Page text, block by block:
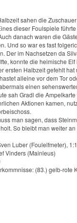
sahen die
dieser Foulspiele
danach waren die
Und so war es fast
Der im Nachsetzen da
konnte die heimische
ersten Halbzeit gefehlt
alleine vor dem Tor
einen
sah Gradl die
Aktionen kamen,
man sagen, dass
So bleibt man weiter
Luber (Foulelfmeter),
Vinders (Mainleus)
(83.) gelb-rote